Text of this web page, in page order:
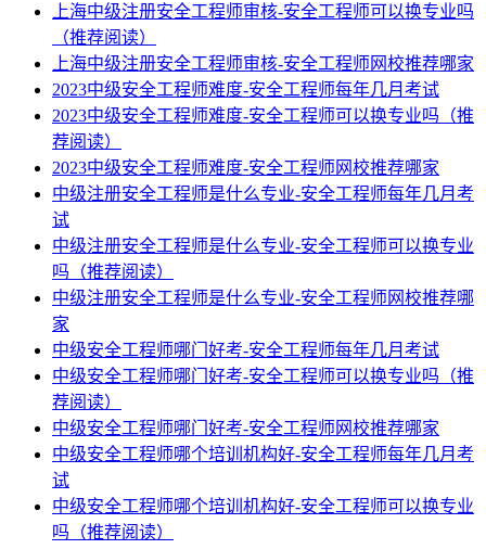
上海中级注册安全工程师审核-安全工程师可以换专业吗
（推荐阅读）
上海中级注册安全工程师审核-安全工程师网校推荐哪家
2023中级安全工程师难度-安全工程师每年几月考试
2023中级安全工程师难度-安全工程师可以换专业吗（推
荐阅读）
2023中级安全工程师难度-安全工程师网校推荐哪家
中级注册安全工程师是什么专业-安全工程师每年几月考
试
中级注册安全工程师是什么专业-安全工程师可以换专业
吗（推荐阅读）
中级注册安全工程师是什么专业-安全工程师网校推荐哪
家
中级安全工程师哪门好考-安全工程师每年几月考试
中级安全工程师哪门好考-安全工程师可以换专业吗（推
荐阅读）
中级安全工程师哪门好考-安全工程师网校推荐哪家
中级安全工程师哪个培训机构好-安全工程师每年几月考
试
中级安全工程师哪个培训机构好-安全工程师可以换专业
吗（推荐阅读）